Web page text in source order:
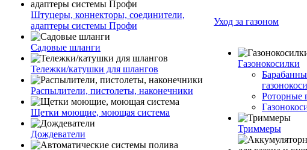
Штуцеры, коннекторы, соединители,
адаптеры системы Профи
Садовые шланги
Тележки/катушки для шлангов
Распылители, пистолеты, наконечники
Щетки моющие, моющая система
Дождеватели
Уход за газоном
Газонокосилки
Роторные
Триммеры